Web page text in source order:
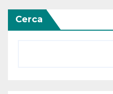
Cerca